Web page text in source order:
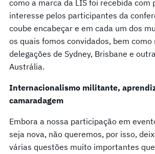
como a marca da LIS foi recebida com
interesse pelos participantes da
coube encabeçar e em cada um dos
os quais fomos convidados, bem como
delegações de Sydney, Brisbane e
Austrália.
Internacionalismo militante,
camaradagem
Embora a nossa participação em
seja nova, não queremos, por isso,
várias questões muito importantes